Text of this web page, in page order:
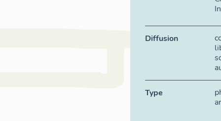
Diffusion
Type